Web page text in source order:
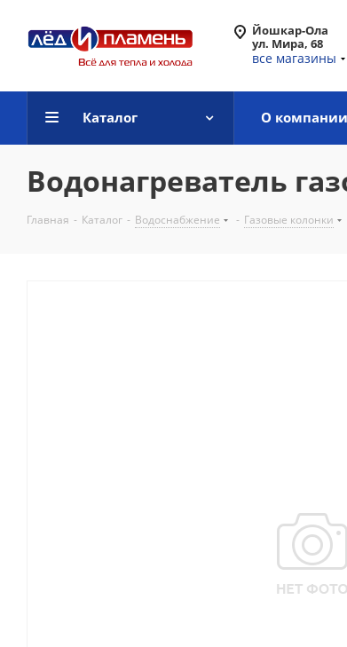
Йошкар-Ола
ул. Мира, 68
все магазины
Каталог О компании
Водонагреватель
Главная - Каталог - Водоснабжение - Газовые колонки